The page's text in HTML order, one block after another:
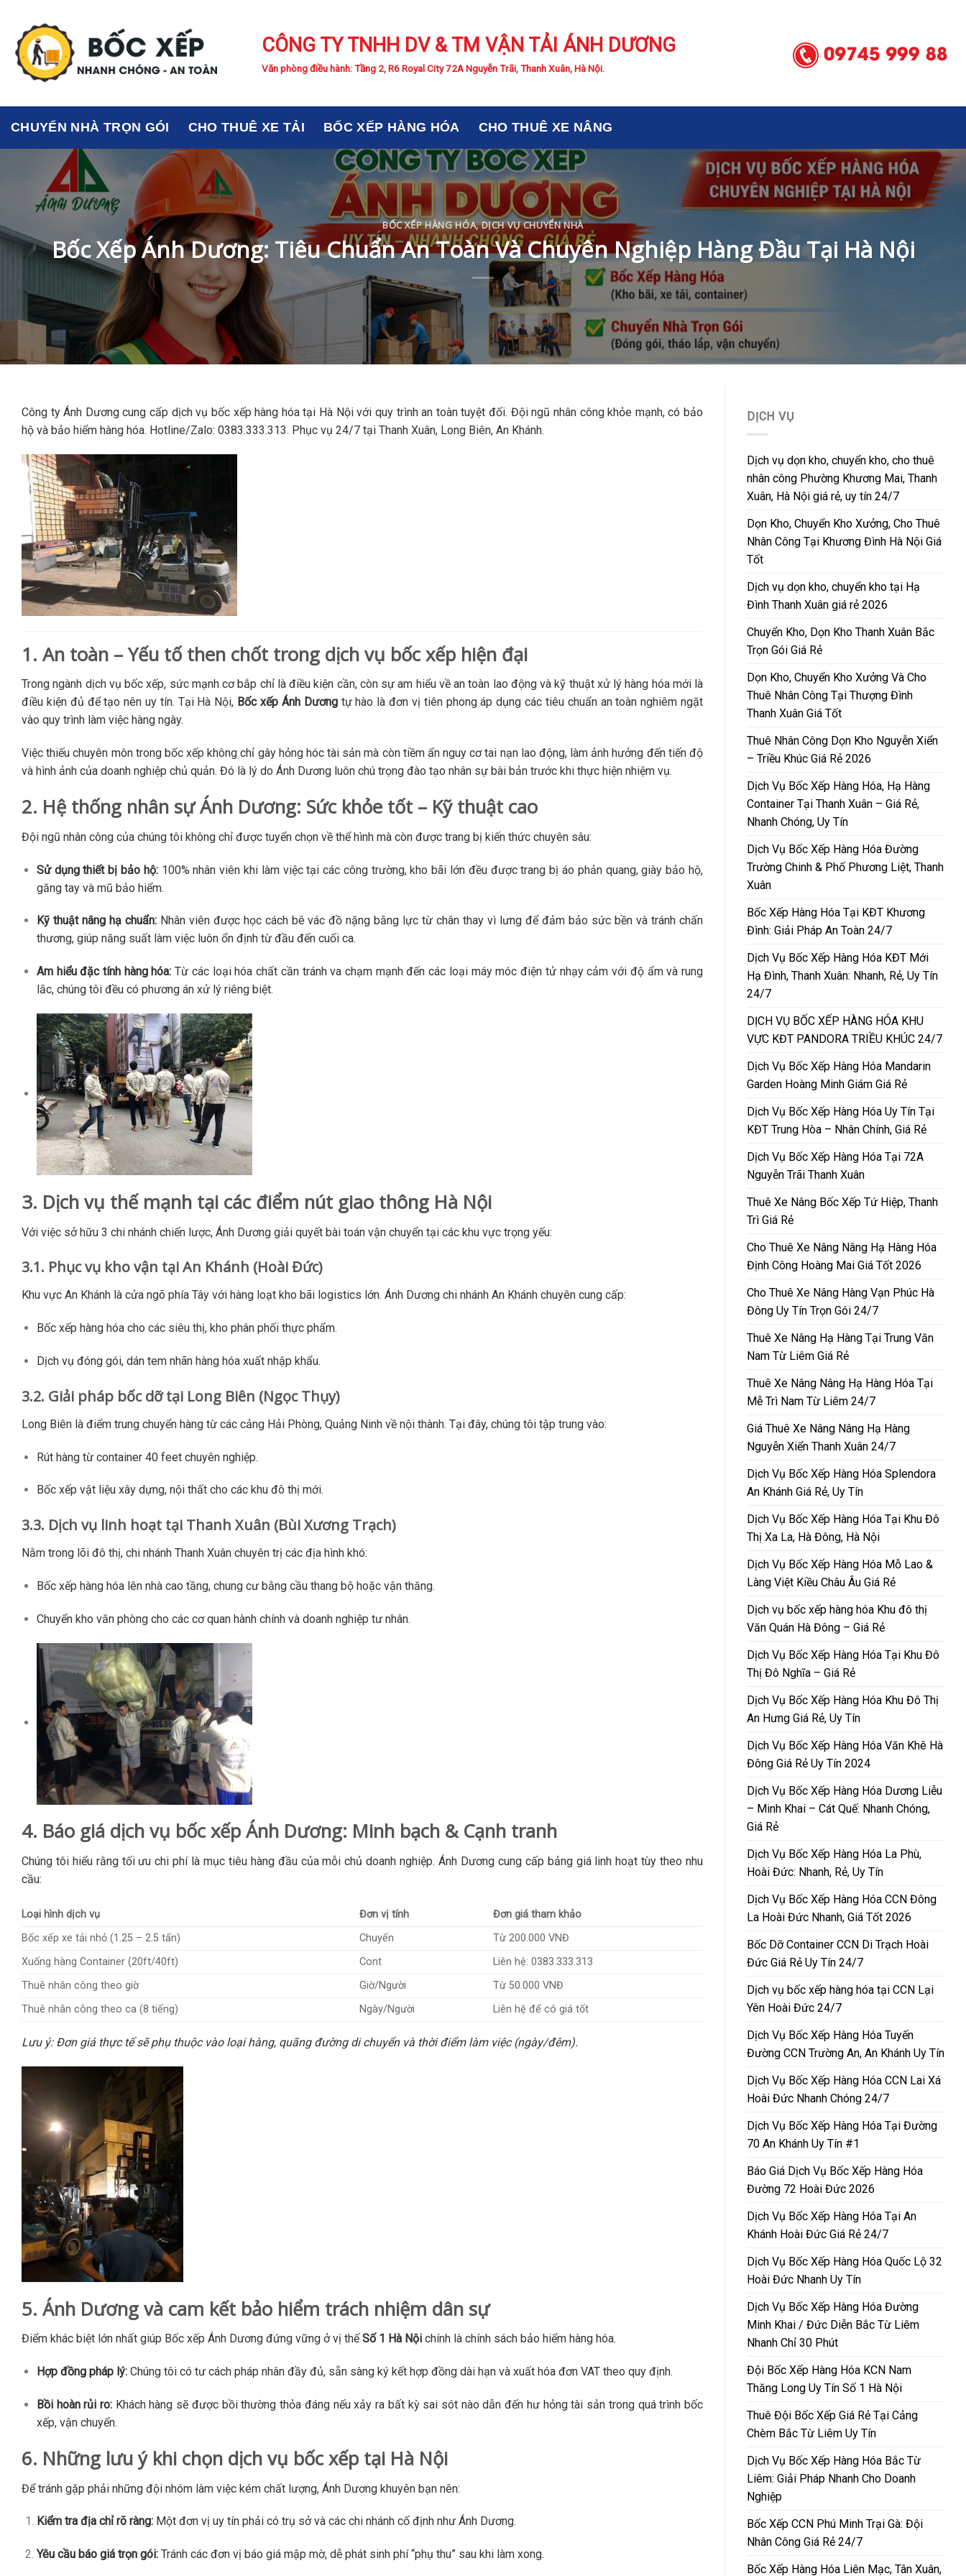
content
CÔNG TY TNHH DV & TM VẬN TẢI ÁNH DƯƠNG
Văn phòng điều hành: Tầng 2, R6 Royal City 72A Nguyễn Trãi, Thanh Xuân, Hà Nội.
CHUYỂN NHÀ TRỌN GÓI CHO THUÊ XE TẢI BỐC XẾP HÀNG HÓA CHO THUÊ XE NÂNG
BỐC XẾP HÀNG HÓA,DỊCH VỤ CHUYỂN NHÀ
Bốc Xếp Ánh Dương: Tiêu Chuẩn An Toàn Và Chuyên Nghiệp Hàng Đầu Tại Hà Nội
Công ty Ánh Dương cung cấp dịch vụ bốc xếp hàng hóa tại Hà Nội với quy trình an toàn tuyệt đối. Đội ngũ nhân công khỏe mạnh, có bảo
hộ và bảo hiểm hàng hóa. Hotline/Zalo: 0383.333.313. Phục vụ 24/7 tại Thanh Xuân, Long Biên, An Khánh.
1. An toàn – Yếu tố then chốt trong dịch vụ bốc xếp hiện đại
Trong ngành dịch vụ bốc xếp, sức mạnh cơ bắp chỉ là điều kiện cần, còn sự am hiểu về an toàn lao động và kỹ thuật xử lý hàng hóa mới là
điều kiện đủ để tạo nên uy tín. Tại Hà Nội, Bốc xếp Ánh Dươngtự hào là đơn vị tiên phong áp dụng các tiêu chuẩn an toàn nghiêm ngặt
vào quy trình làm việc hàng ngày.
Việc thiếu chuyên môn trong bốc xếp không chỉ gây hỏng hóc tài sản mà còn tiềm ẩn nguy cơ tai nạn lao động, làm ảnh hưởng đến tiến độ
và hình ảnh của doanh nghiệp chủ quản. Đó là lý do Ánh Dương luôn chú trọng đào tạo nhân sự bài bản trước khi thực hiện nhiệm vụ.
2. Hệ thống nhân sự Ánh Dương: Sức khỏe tốt – Kỹ thuật cao
Đội ngũ nhân công của chúng tôi không chỉ được tuyển chọn về thể hình mà còn được trang bị kiến thức chuyên sâu:
Sử dụng thiết bị bảo hộ:100% nhân viên khi làm việc tại các công trường, kho bãi lớn đều được trang bị áo phản quang, giày bảo hộ,
găng tay và mũ bảo hiểm.
Kỹ thuật nâng hạ chuẩn:Nhân viên được học cách bê vác đồ nặng bằng lực từ chân thay vì lưng để đảm bảo sức bền và tránh chấn
thương, giúp năng suất làm việc luôn ổn định từ đầu đến cuối ca.
Am hiểu đặc tính hàng hóa: Từ các loại hóa chất cần tránh va chạm mạnh đến các loại máy móc điện tử nhạy cảm với độ ẩm và rung
lắc, chúng tôi đều có phương án xử lý riêng biệt.
3. Dịch vụ thế mạnh tại các điểm nút giao thông Hà Nội
Với việc sở hữu 3 chi nhánh chiến lược, Ánh Dương giải quyết bài toán vận chuyển tại các khu vực trọng yếu:
3.1. Phục vụ kho vận tại An Khánh (Hoài Đức)
Khu vực An Khánh là cửa ngõ phía Tây với hàng loạt kho bãi logistics lớn. Ánh Dương chi nhánh An Khánh chuyên cung cấp:
Bốc xếp hàng hóa cho các siêu thị, kho phân phối thực phẩm.
Dịch vụ đóng gói, dán tem nhãn hàng hóa xuất nhập khẩu.
3.2. Giải pháp bốc dỡ tại Long Biên (Ngọc Thụy)
Long Biên là điểm trung chuyển hàng từ các cảng Hải Phòng, Quảng Ninh về nội thành. Tại đây, chúng tôi tập trung vào:
Rút hàng từ container 40 feet chuyên nghiệp.
Bốc xếp vật liệu xây dựng, nội thất cho các khu đô thị mới.
3.3. Dịch vụ linh hoạt tại Thanh Xuân (Bùi Xương Trạch)
Nằm trong lõi đô thị, chi nhánh Thanh Xuân chuyên trị các địa hình khó:
Bốc xếp hàng hóa lên nhà cao tầng, chung cư bằng cầu thang bộ hoặc vận thăng.
Chuyển kho văn phòng cho các cơ quan hành chính và doanh nghiệp tư nhân.
4. Báo giá dịch vụ bốc xếp Ánh Dương: Minh bạch & Cạnh tranh
Chúng tôi hiểu rằng tối ưu chi phí là mục tiêu hàng đầu của mỗi chủ doanh nghiệp. Ánh Dương cung cấp bảng giá linh hoạt tùy theo nhu
cầu:
Loại hình dịch vụ Đơn vị tính
Đơn giá tham khảo
Bốc xếp xe tải nhỏ (1.25 – 2.5 tấn)
Chuyến
Từ 200.000 VNĐ
Xuống hàng Container (20ft/40ft)
Cont
Liên hệ: 0383.333.313
Thuê nhân công theo giờ
Giờ/Người
Từ 50.000 VNĐ
Thuê nhân công theo ca (8 tiếng)
Ngày/Người Liên hệ để có giá tốt
Lưu ý: Đơn giá thực tế sẽ phụ thuộc vào loại hàng, quãng đường di chuyển và thời điểm làm việc (ngày/đêm).
5. Ánh Dương và cam kết bảo hiểm trách nhiệm dân sự
Điểm khác biệt lớn nhất giúp Bốc xếp Ánh Dương đứng vững ở vị thếSố 1 Hà Nội chính là chính sách bảo hiểm hàng hóa.
Hợp đồng pháp lý:Chúng tôi có tư cách pháp nhân đầy đủ, sẵn sàng ký kết hợp đồng dài hạn và xuất hóa đơn VAT theo quy định.
Bồi hoàn rủi ro: Khách hàng sẽ được bồi thường thỏa đáng nếu xảy ra bất kỳ sai sót nào dẫn đến hư hỏng tài sản trong quá trình bốc
xếp, vận chuyển.
6. Những lưu ý khi chọn dịch vụ bốc xếp tại Hà Nội
Để tránh gặp phải những đội nhóm làm việc kém chất lượng, Ánh Dương khuyên bạn nên:
Kiểm tra địa chỉ rõ ràng:Một đơn vị uy tín phải có trụ sở và các chi nhánh cố định như Ánh Dương.
Yêu cầu báo giá trọn gói:Tránh các đơn vị báo giá mập mờ, dễ phát sinh phí “phụ thu” sau khi làm xong.
DỊCH VỤ
Dịch vụ dọn kho, chuyển kho, cho thuê
nhân công Phường Khương Mai, Thanh
Xuân, Hà Nội giá rẻ, uy tín 24/7
Dọn Kho, Chuyển Kho Xưởng, Cho Thuê
Nhân Công Tại Khương Đình Hà Nội Giá
Tốt
Dịch vụ dọn kho, chuyển kho tại Hạ
Đình Thanh Xuân giá rẻ 2026
Chuyển Kho, Dọn Kho Thanh Xuân Bắc
Trọn Gói Giá Rẻ
Dọn Kho, Chuyển Kho Xưởng Và Cho
Thuê Nhân Công Tại Thượng Đình
Thanh Xuân Giá Tốt
Thuê Nhân Công Dọn Kho Nguyễn Xiển
– Triều Khúc Giá Rẻ 2026
Dịch Vụ Bốc Xếp Hàng Hóa, Hạ Hàng
Container Tại Thanh Xuân – Giá Rẻ,
Nhanh Chóng, Uy Tín
Dịch Vụ Bốc Xếp Hàng Hóa Đường
Trường Chinh & Phố Phương Liệt, Thanh
Xuân
Bốc Xếp Hàng Hóa Tại KĐT Khương
Đình: Giải Pháp An Toàn 24/7
Dịch Vụ Bốc Xếp Hàng Hóa KĐT Mới
Hạ Đình, Thanh Xuân: Nhanh, Rẻ, Uy Tín
24/7
DỊCH VỤ BỐC XẾP HÀNG HÓA KHU
VỰC KĐT PANDORA TRIỀU KHÚC 24/7
Dịch Vụ Bốc Xếp Hàng Hóa Mandarin
Garden Hoàng Minh Giám Giá Rẻ
Dịch Vụ Bốc Xếp Hàng Hóa Uy Tín Tại
KĐT Trung Hòa – Nhân Chính, Giá Rẻ
Dịch Vụ Bốc Xếp Hàng Hóa Tại 72A
Nguyễn Trãi Thanh Xuân
Thuê Xe Nâng Bốc Xếp Tứ Hiệp, Thanh
Trì Giá Rẻ
Cho Thuê Xe Nâng Nâng Hạ Hàng Hóa
Định Công Hoàng Mai Giá Tốt 2026
Cho Thuê Xe Nâng Hàng Vạn Phúc Hà
Đông Uy Tín Trọn Gói 24/7
Thuê Xe Nâng Hạ Hàng Tại Trung Văn
Nam Từ Liêm Giá Rẻ
Thuê Xe Nâng Nâng Hạ Hàng Hóa Tại
Mễ Trì Nam Từ Liêm 24/7
Giá Thuê Xe Nâng Nâng Hạ Hàng
Nguyễn Xiển Thanh Xuân 24/7
Dịch Vụ Bốc Xếp Hàng Hóa Splendora
An Khánh Giá Rẻ, Uy Tín
Dịch Vụ Bốc Xếp Hàng Hóa Tại Khu Đô
Thị Xa La, Hà Đông, Hà Nội
Dịch Vụ Bốc Xếp Hàng Hóa Mỗ Lao &
Làng Việt Kiều Châu Âu Giá Rẻ
Dịch vụ bốc xếp hàng hóa Khu đô thị
Văn Quán Hà Đông – Giá Rẻ
Dịch Vụ Bốc Xếp Hàng Hóa Tại Khu Đô
Thị Đô Nghĩa – Giá Rẻ
Dịch Vụ Bốc Xếp Hàng Hóa Khu Đô Thị
An Hưng Giá Rẻ, Uy Tín
Dịch Vụ Bốc Xếp Hàng Hóa Văn Khê Hà
Đông Giá Rẻ Uy Tín 2024
Dịch Vụ Bốc Xếp Hàng Hóa Dương Liễu
– Minh Khai – Cát Quế: Nhanh Chóng,
Giá Rẻ
Dịch Vụ Bốc Xếp Hàng Hóa La Phù,
Hoài Đức: Nhanh, Rẻ, Uy Tín
Dịch Vụ Bốc Xếp Hàng Hóa CCN Đông
La Hoài Đức Nhanh, Giá Tốt 2026
Bốc Dỡ Container CCN Di Trạch Hoài
Đức Giá Rẻ Uy Tín 24/7
Dịch vụ bốc xếp hàng hóa tại CCN Lại
Yên Hoài Đức 24/7
Dịch Vụ Bốc Xếp Hàng Hóa Tuyến
Đường CCN Trường An, An Khánh Uy Tín
Dịch Vụ Bốc Xếp Hàng Hóa CCN Lai Xá
Hoài Đức Nhanh Chóng 24/7
Dịch Vụ Bốc Xếp Hàng Hóa Tại Đường
70 An Khánh Uy Tín #1
Báo Giá Dịch Vụ Bốc Xếp Hàng Hóa
Đường 72 Hoài Đức 2026
Dịch Vụ Bốc Xếp Hàng Hóa Tại An
Khánh Hoài Đức Giá Rẻ 24/7
Dịch Vụ Bốc Xếp Hàng Hóa Quốc Lộ 32
Hoài Đức Nhanh Uy Tín
Dịch Vụ Bốc Xếp Hàng Hóa Đường
Minh Khai / Đức Diễn Bắc Từ Liêm
Nhanh Chỉ 30 Phút
Đội Bốc Xếp Hàng Hóa KCN Nam
Thăng Long Uy Tín Số 1 Hà Nội
Thuê Đội Bốc Xếp Giá Rẻ Tại Cảng
Chèm Bắc Từ Liêm Uy Tín
Dịch Vụ Bốc Xếp Hàng Hóa Bắc Từ
Liêm: Giải Pháp Nhanh Cho Doanh
Nghiệp
Bốc Xếp CCN Phú Minh Trại Gà: Đội
Nhân Công Giá Rẻ 24/7
Bốc Xếp Hàng Hóa Liên Mạc, Tân Xuân,